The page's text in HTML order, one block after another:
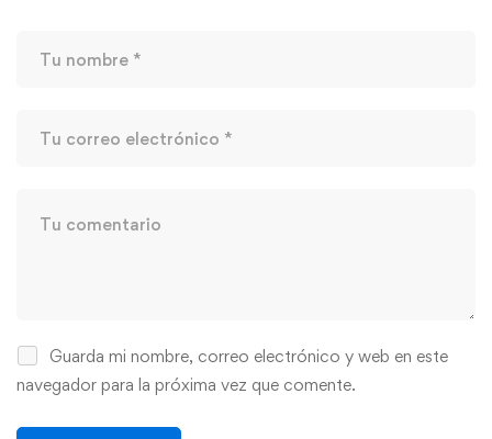
Guarda mi nombre, correo electrónico y web en este
navegador para la próxima vez que comente.